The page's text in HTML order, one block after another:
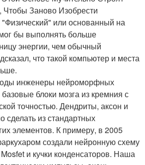
Заново Изобрести
или основанный на
бы выполнять больше
энергии, чем обычный
что такой компьютер и места
инженеры нейроморфных
блоки мозга из кремния с
точностью. Дендриты, аксон и
сделать из стандартных
элементов. К примеру, в 2005
создали нейронную схему
и кучки конденсаторов. Наша